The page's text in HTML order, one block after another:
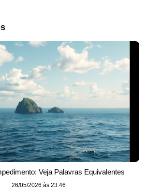
Veja Palavras Equivalentes
26/05/2026 às 23:46